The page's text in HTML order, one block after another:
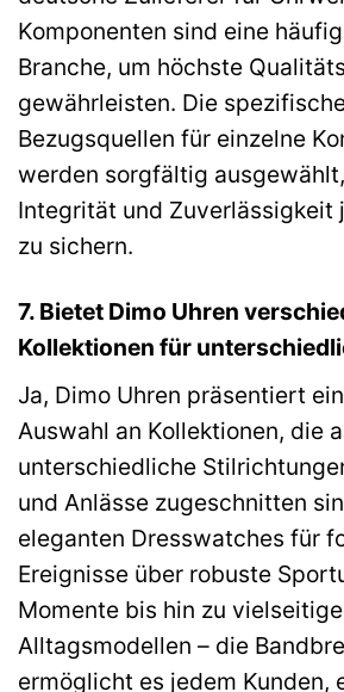
Komponenten sind eine
Branche, um höchste
gewährleisten. Die
Bezugsquellen für einzelne
werden sorgfältig
Integrität und Zuverlässigkeit
zu sichern.
7. Bietet Dimo Uhren
Kollektionen für
Ja, Dimo Uhren präsentiert
Auswahl an Kollektionen, die
unterschiedliche
und Anlässe zugeschnitten
eleganten Dresswatches für
Ereignisse über robuste
Momente bis hin zu
Alltagsmodellen – die
ermöglicht es jedem Kunden,